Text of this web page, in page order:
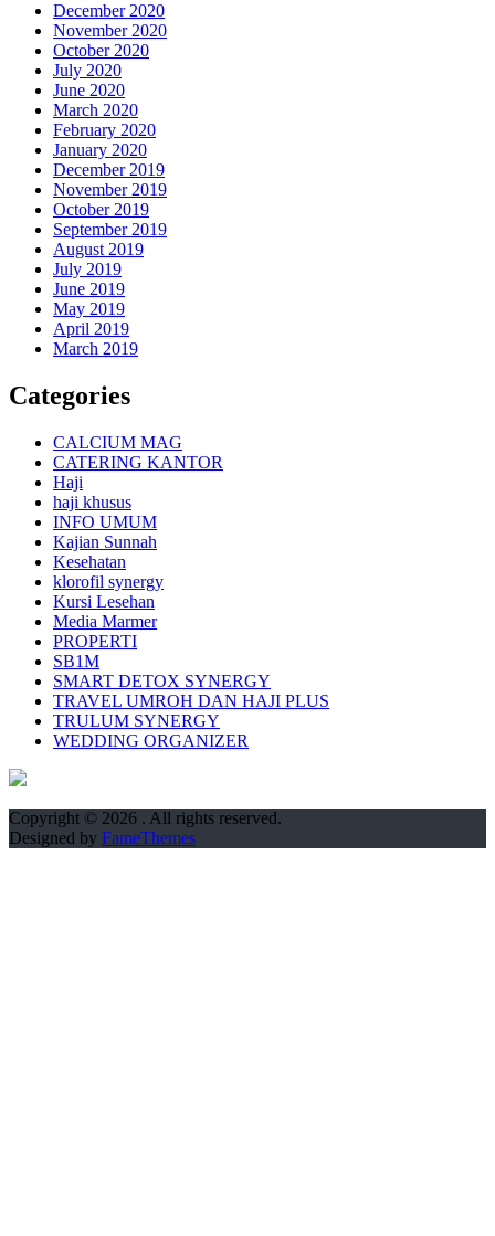
December 2020
November 2020
October 2020
July 2020
June 2020
March 2020
February 2020
January 2020
December 2019
November 2019
October 2019
September 2019
August 2019
July 2019
June 2019
May 2019
April 2019
March 2019
Categories
CALCIUM MAG
CATERING KANTOR
Haji
haji khusus
INFO UMUM
Kajian Sunnah
Kesehatan
klorofil synergy
Kursi Lesehan
Media Marmer
PROPERTI
SB1M
SMART DETOX SYNERGY
TRAVEL UMROH DAN HAJI PLUS
TRULUM SYNERGY
WEDDING ORGANIZER
Copyright © 2026 . All rights reserved.
Designed by FameThemes